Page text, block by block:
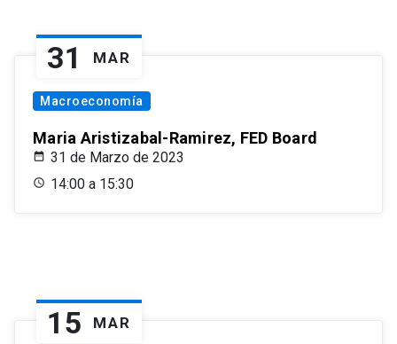
31 MAR
Macroeconomía
Maria Aristizabal-Ramirez, FED Board
31 de Marzo de 2023
14:00 a 15:30
15 MAR